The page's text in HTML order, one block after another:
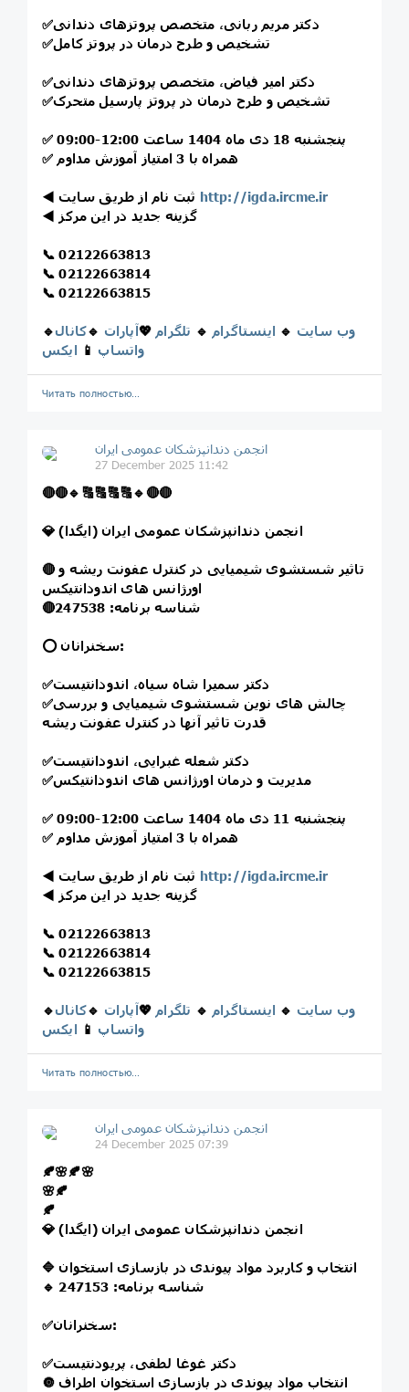
✅دکتر مریم ربانی، متخصص پروتزهای دندانی
✅تشخیص و طرح درمان در پروتز کامل
✅دکتر امیر فیاض، متخصص پروتزهای دندانی
✅تشخیص و طرح درمان در پروتز پارسیل متحرک
✅
پنجشنبه 18 دی ماه 1404 ساعت 12:00-09:00
✅
همراه با 3 امتیاز آموزش مداوم
◀️
http://igda.ircme.ir
◀️ گزینه جدید در این مرکز
📞 02122663813
📞 02122663814
📞 02122663815
🔹 وب سایت 🔹 اینستاگرام 🔹 تلگرام 💖آپارات 🔹کانال
واتساپ 📱 ایکس
Читать полностью…
انجمن دندانپزشکان عمومی ایران
27 December 2025 11:42
🔴🔴🔹 🔠🔠🔠🔠🔹🔴🔴
💎 انجمن دندانپزشکان عمومی ایران (ایگدا)
🔴 تاثیر شستشوی شیمیایی در کنترل عفونت ریشه و
اورژانس های اندودانتیکس
🔴
شناسه برنامه: 247538
⭕️ سخنرانان:
✅دکتر سمیرا شاه سیاه، اندودانتیست
✅چالش های نوین شستشوی شیمیایی و بررسی
قدرت تاثیر آنها در کنترل عفونت ریشه
✅دکتر شعله غبرایی، اندودانتیست
✅مدیریت و درمان اورژانس های اندودانتیکس
✅
پنجشنبه 11 دی ماه 1404 ساعت 12:00-09:00
✅
همراه با 3 امتیاز آموزش مداوم
◀️
http://igda.ircme.ir
◀️ گزینه جدید در این مرکز
📞 02122663813
📞 02122663814
📞 02122663815
🔹 وب سایت 🔹 اینستاگرام 🔹 تلگرام 💖آپارات 🔹کانال
واتساپ 📱 ایکس
Читать полностью…
انجمن دندانپزشکان عمومی ایران
24 December 2025 07:39
🍂🌸🍂🌸
🌸🍂
🍂
💎 انجمن دندانپزشکان عمومی ایران (ایگدا)
🔷 انتخاب و کاربرد مواد پیوندی در بازسازی استخوان
🔹 شناسه برنامه: 247153
✅سخنرانان:
✅دکتر غوغا لطفی، پریودنتیست
🔘 انتخاب مواد پیوندی در بازسازی استخوان اطراف